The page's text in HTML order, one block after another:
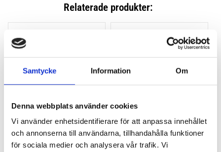
Samtycke Information Om
Denna webbplats använder cookies
Vi använder enhetsidentifierare för att anpassa innehållet
och annonserna till användarna, tillhandahålla funktioner
för sociala medier och analysera vår trafik. Vi
Relaterade produkter:
THULE CLAMP EVO 4-
PACK 710500
THULE CLAMP EDGE 4-
PACK 720500
Lägg